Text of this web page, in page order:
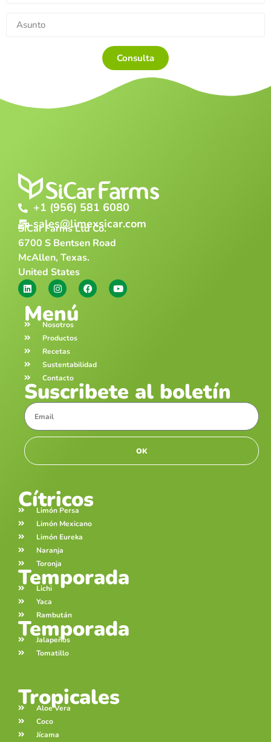
Consulta
+1 (956) 581 6080
sales@limexsicar.com
SiCar Farms Ltd Co.
6700 S Bentsen Road
McAllen, Texas.
United States
Menú
Nosotros
Productos
Recetas
Sustentabilidad
Contacto
Suscribete al boletín
OK
Cítricos
Limón Persa
Limón Mexicano
Limón Eureka
Naranja
Toronja
Temporada
Lichi
Yaca
Rambután
Temporada
Jalapeños
Tomatillo
Tropicales
Aloe Vera
Coco
Jícama